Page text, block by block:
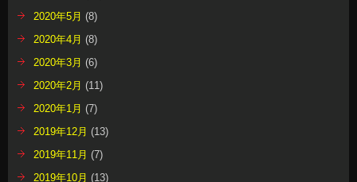
2020年5月 (8)
2020年4月 (8)
2020年3月 (6)
2020年2月 (11)
2020年1月 (7)
2019年12月 (13)
2019年11月 (7)
2019年10月 (13)